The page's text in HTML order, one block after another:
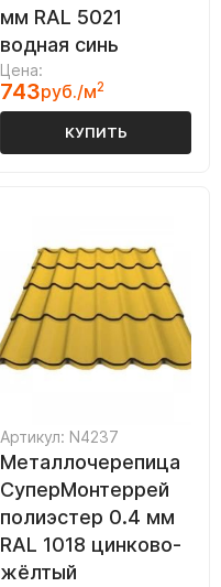
мм RAL 5021
водная синь
Цена:
743руб./м2
КУПИТЬ
Артикул: N4237
Металлочерепица
СуперМонтеррей
полиэстер 0.4 мм
RAL 1018 цинково-
жёлтый